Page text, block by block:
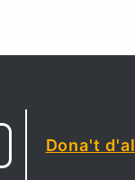
Dona't